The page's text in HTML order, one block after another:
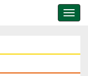
de